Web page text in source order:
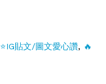
⭐️IG貼文/圖文愛心讚, 🔥